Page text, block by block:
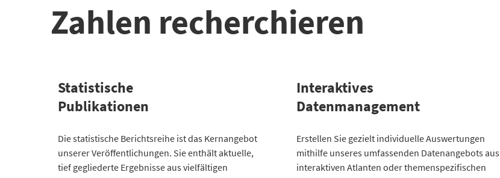
Zahlen recherchieren
Statistische
Publikationen
Kategorie
Anzahl Publikationen
Bevölkerung 30
Gesellschaft 64
Die statistische Berichtsreihe ist das Kernangebot
unserer Veröffentlichungen. Sie enthält aktuelle,
tief gegliederte Ergebnisse aus vielfältigen
Interaktives
Datenmanagement
Kategorie
Atlanten
Kommunales
3
Gesellschaftliches2
Erstellen Sie gezielt individuelle Auswertungen
mithilfe unseres umfassenden Datenangebots aus
interaktiven Atlanten oder themenspezifischen